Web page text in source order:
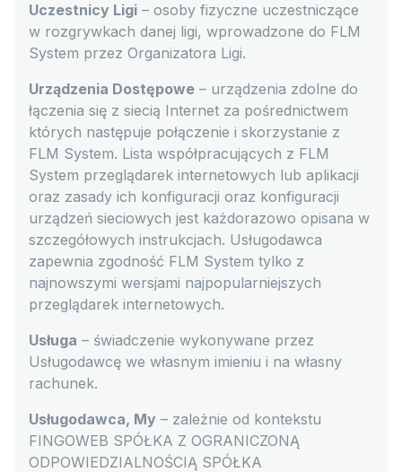
Uczestnicy Ligi – osoby fizyczne uczestniczące
w rozgrywkach danej ligi, wprowadzone do FLM
System przez Organizatora Ligi.
Urządzenia Dostępowe – urządzenia zdolne do
łączenia się z siecią Internet za pośrednictwem
których następuje połączenie i skorzystanie z
FLM System. Lista współpracujących z FLM
System przeglądarek internetowych lub aplikacji
oraz zasady ich konfiguracji oraz konfiguracji
urządzeń sieciowych jest każdorazowo opisana w
szczegółowych instrukcjach. Usługodawca
zapewnia zgodność FLM System tylko z
najnowszymi wersjami najpopularniejszych
przeglądarek internetowych.
Usługa – świadczenie wykonywane przez
Usługodawcę we własnym imieniu i na własny
rachunek.
Usługodawca, My – zależnie od kontekstu
FINGOWEB SPÓŁKA Z OGRANICZONĄ
ODPOWIEDZIALNOŚCIĄ SPÓŁKA